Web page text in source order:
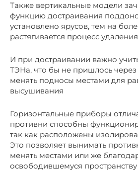
Также вертикальные модели
функцию достраивания
установлено ярусов, тем на
растягивается процесс
И при достраивании важно
ТЭНа, что бы не пришлось
менять подносы местами для
высушивания
Горизонтальные приборы
противни способны
так как расположены
Это позволяет вынимать
менять местами или же
освободившемуся